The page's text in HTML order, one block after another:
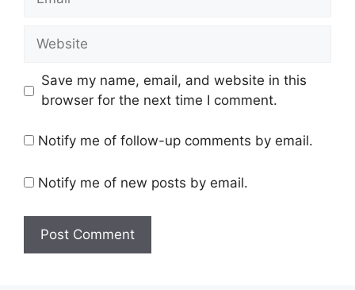
Website
Save my name, email, and website in this
browser for the next time I comment.
Notify me of follow-up comments by email.
Notify me of new posts by email.